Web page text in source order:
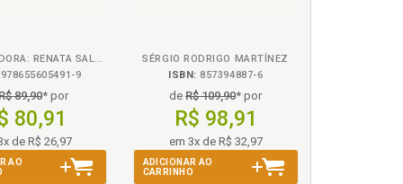
das Disposições Normativas, p. 147
Novas Condições Gerais de Fornecimento de
do corte indevido, p. 237
geração e transmissão de energia elétrica,
de ações judiciais tendentes à cobrança, p.
ORGANIZADORA: RENATA SALGADO LEME
978655605491-9
89,90* por
80,91
de R$ 26,97
AO
SÉRGIO RODRIGO MARTÍNEZ
ISBN: 857394887-6
deR$ 109,90* por
R$ 98,91
em 3x de R$ 32,97
ADICIONAR AO
CARRINHO